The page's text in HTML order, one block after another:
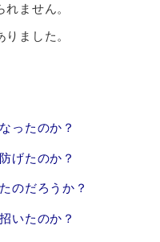
ません。
ました。
ったのか？
げたのか？
のだろうか？
いたのか？